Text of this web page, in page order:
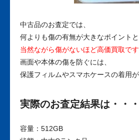
中古品のお査定では、
何よりも傷の有無が大きなポイントと
当然ながら傷がないほど高価買取で
画面や本体の傷を防ぐには、
保護フィルムやスマホケースの着用が
実際のお査定結果は・・・
容量：512GB